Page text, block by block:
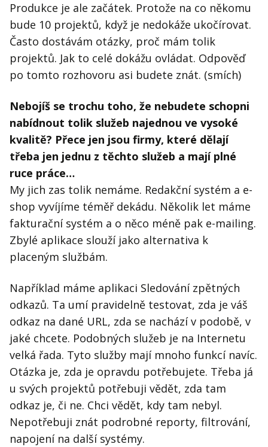
Produkce je ale začátek. Protože na co někomu
bude 10 projektů, když je nedokáže ukočírovat.
Často dostávám otázky, proč mám tolik
projektů. Jak to celé dokážu ovládat. Odpověď
po tomto rozhovoru asi budete znát. (smích)
Nebojíš se trochu toho, že nebudete schopni
nabídnout tolik služeb najednou ve vysoké
kvalitě? Přece jen jsou firmy, které dělají
třeba jen jednu z těchto služeb a mají plné
ruce práce…
My jich zas tolik nemáme. Redakční systém a e-
shop vyvíjíme téměř dekádu. Několik let máme
fakturační systém a o něco méně pak e-mailing.
Zbylé aplikace slouží jako alternativa k
placeným službám.
Například máme aplikaci Sledování zpětných
odkazů. Ta umí pravidelně testovat, zda je váš
odkaz na dané URL, zda se nachází v podobě, v
jaké chcete. Podobných služeb je na Internetu
velká řada. Tyto služby mají mnoho funkcí navíc.
Otázka je, zda je opravdu potřebujete. Třeba já
u svých projektů potřebuji vědět, zda tam
odkaz je, či ne. Chci vědět, kdy tam nebyl.
Nepotřebuji znát podrobné reporty, filtrování,
napojení na další systémy.